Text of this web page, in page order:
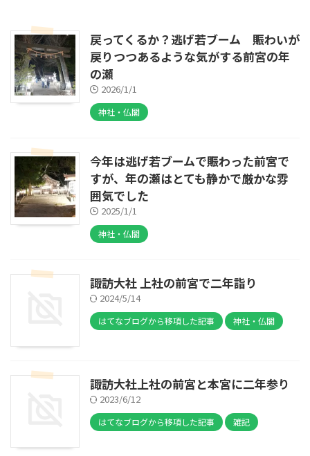
戻ってくるか？逃げ若ブーム 賑わいが
戻りつつあるような気がする前宮の年
の瀬
2026/1/1
神社・仏閣
今年は逃げ若ブームで賑わった前宮で
すが、年の瀬はとても静かで厳かな雰
囲気でした
2025/1/1
神社・仏閣
諏訪大社 上社の前宮で二年詣り
2024/5/14
はてなブログから移項した記事 神社・仏閣
諏訪大社上社の前宮と本宮に二年参り
2023/6/12
はてなブログから移項した記事 雑記